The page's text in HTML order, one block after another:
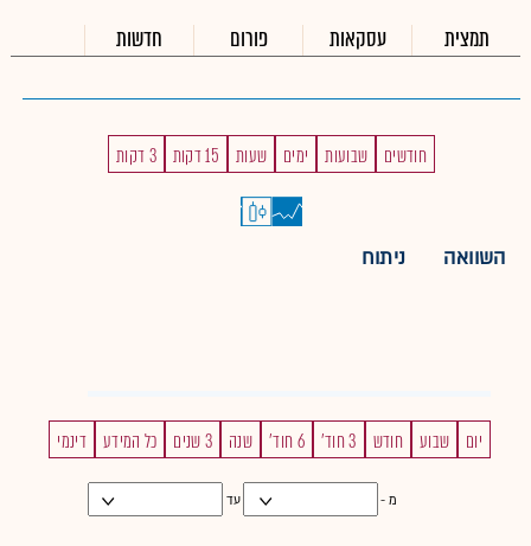
תמצית עסקאות פורום חדשות
חודשים שבועות ימים שעות 15 דקות 3 דקות
השוואה ניתוח
יום שבוע חודש 3 חוד' 6 חוד' שנה 3 שנים כל המידע דינמי
מ - עד